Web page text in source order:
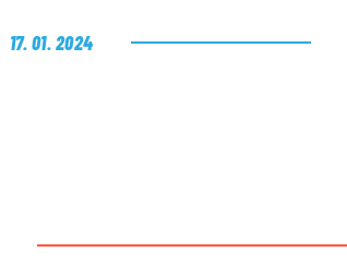
17. 01. 2024